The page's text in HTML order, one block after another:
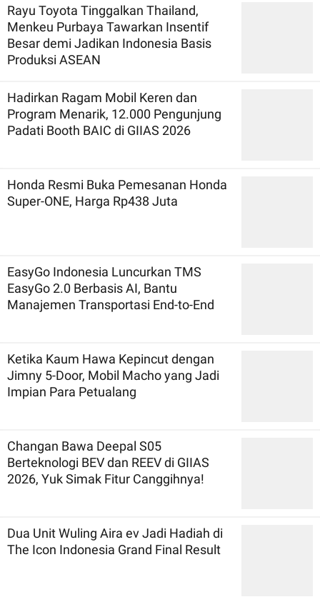
Rayu Toyota Tinggalkan Thailand,
Menkeu Purbaya Tawarkan Insentif
Besar demi Jadikan Indonesia Basis
Produksi ASEAN
Hadirkan Ragam Mobil Keren dan
Program Menarik, 12.000 Pengunjung
Padati Booth BAIC di GIIAS 2026
Honda Resmi Buka Pemesanan Honda
Super-ONE, Harga Rp438 Juta
EasyGo Indonesia Luncurkan TMS
EasyGo 2.0 Berbasis AI, Bantu
Manajemen Transportasi End-to-End
Ketika Kaum Hawa Kepincut dengan
Jimny 5-Door, Mobil Macho yang Jadi
Impian Para Petualang
Changan Bawa Deepal S05
Berteknologi BEV dan REEV di GIIAS
2026, Yuk Simak Fitur Canggihnya!
Dua Unit Wuling Aira ev Jadi Hadiah di
The Icon Indonesia Grand Final Result